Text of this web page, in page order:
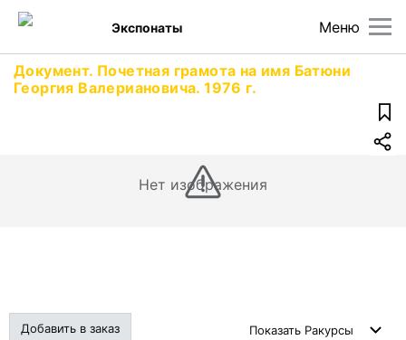
Меню
Экспонаты
Документ. Почетная грамота на имя Батюни
Георгия Валериановича. 1976 г.
Нет изображения
Добавить в заказ Показать Ракурсы